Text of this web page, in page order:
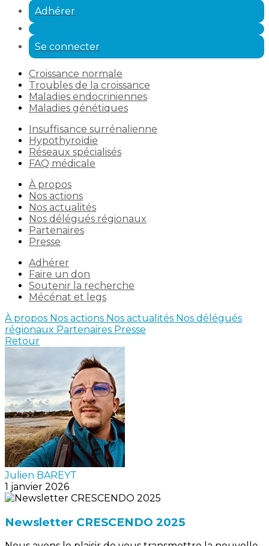
Adhérer
Se connecter
Croissance normale
Troubles de la croissance
Maladies endocriniennes
Maladies génétiques
Insuffisance surrénalienne
Hypothyroïdie
Réseaux spécialisés
FAQ médicale
À propos
Nos actions
Nos actualités
Nos délégués régionaux
Partenaires
Presse
Adhérer
Faire un don
Soutenir la recherche
Mécénat et legs
À propos Nos actions Nos actualités Nos délégués
régionaux Partenaires Presse
Retour
Julien BAREYT
1 janvier 2026
Newsletter CRESCENDO 2025